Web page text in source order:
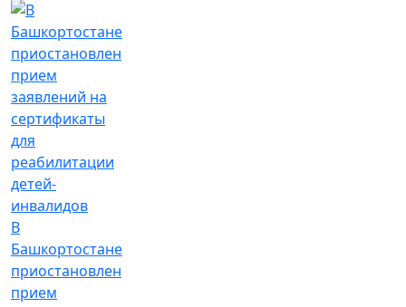
В
Башкортостане
приостановлен
прием